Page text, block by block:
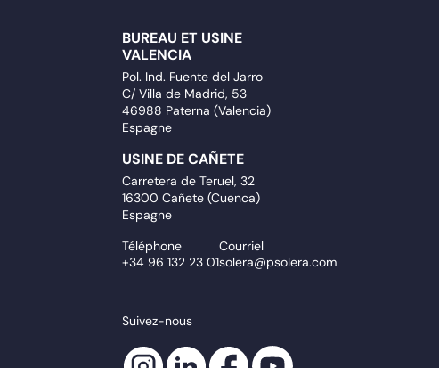
BUREAU ET USINE
VALENCIA
Pol. Ind. Fuente del Jarro
C/ Villa de Madrid, 53
46988 Paterna (Valencia)
Espagne
USINE DE CAÑETE
Carretera de Teruel, 32
16300 Cañete (Cuenca)
Espagne
Téléphone
+34 96 132 23 01
Courriel
solera@psolera.com
Suivez-nous